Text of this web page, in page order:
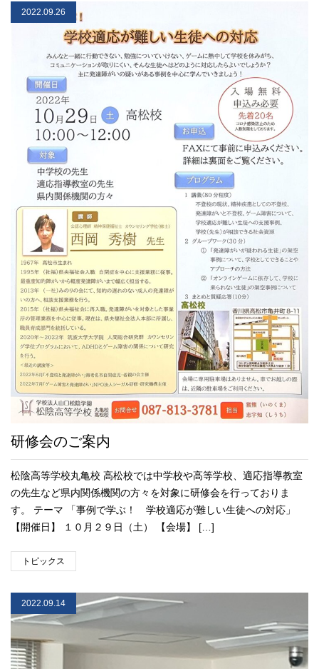
2022.09.26
研修会のご案内
松陰高等学校丸亀校 高松校では中学校や高等学校、適応指導教室
の先生など県内関係機関の方々を対象に研修会を行っておりま
す。 テーマ 「事例で学ぶ！ 学校適応が難しい生徒への対応」
【開催日】 １０月２９日（土） 【会場】 […]
トピックス
2022.09.14